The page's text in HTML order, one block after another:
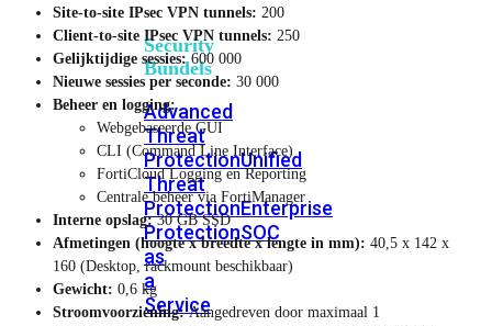
Security
Bundels
Advanced
Threat
ProtectionUnified
Threat
ProtectionEnterprise
ProtectionSOC
as
a
Service
Site-to-site IPsec VPN tunnels: 200
Client-to-site IPsec VPN tunnels: 250
Gelijktijdige sessies:600 000
Nieuwe sessies per seconde: 30 000
Beheer en logging:
Webgebaseerde GUI
CLI (Command Line Interface)
FortiCloud Logging en Reporting
Centrale beheer via FortiManager
Interne opslag:30 GB SSD
Afmetingen (hoogte x breedte x lengte in mm): 40,5 x 142 x
160 (Desktop, rackmount beschikbaar)
Gewicht: 0,6 kg
Stroomvoorziening:Aangedreven door maximaal 1